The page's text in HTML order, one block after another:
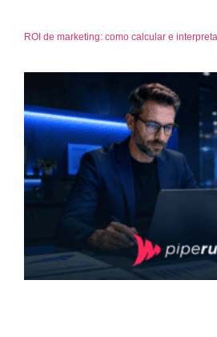
ROI de marketing: como calcular e